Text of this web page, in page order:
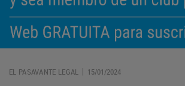
EL PASAVANTE LEGAL | 15/01/2024